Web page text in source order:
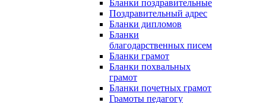
Бланки поздравительные
Поздравительный адрес
Бланки дипломов
Бланки
благодарственных писем
Бланки грамот
Бланки похвальных
грамот
Бланки почетных грамот
Грамоты педагогу